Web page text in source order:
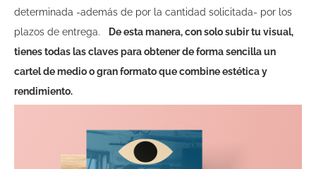
determinada -además de por la cantidad solicitada- por los
plazos de entrega.
De esta manera, con solo subir tu visual,
tienes todas las claves para obtener de forma sencilla un
cartel de medio o gran formato que combine estética y
rendimiento.